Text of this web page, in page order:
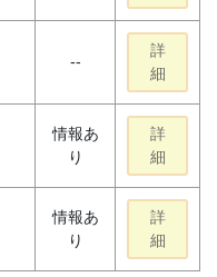
--
詳
細
情報あ
り
詳
細
情報あ
り
詳
細